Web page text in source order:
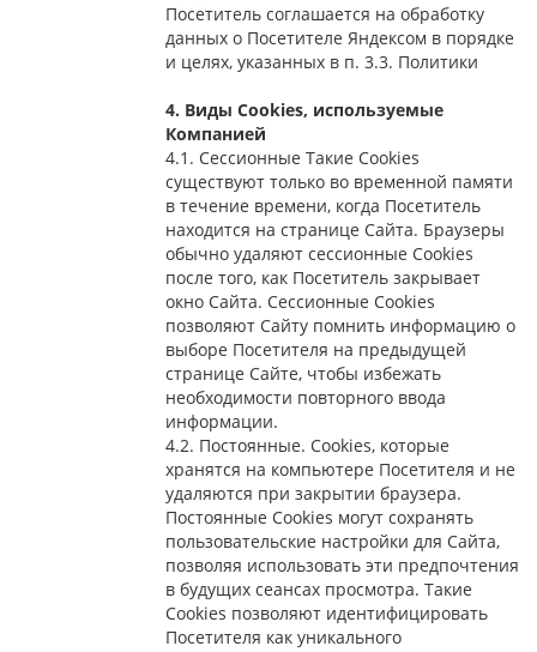
Посетитель соглашается на обработку
данных о Посетителе Яндексом в порядке
и целях, указанных в п. 3.3. Политики
4. Виды Cookies, используемые
Компанией
4.1. Сессионные Такие Cookies
существуют только во временной памяти
в течение времени, когда Посетитель
находится на странице Сайта. Браузеры
обычно удаляют сессионные Cookies
после того, как Посетитель закрывает
окно Сайта. Сессионные Cookies
позволяют Сайту помнить информацию о
выборе Посетителя на предыдущей
странице Сайте, чтобы избежать
необходимости повторного ввода
информации.
4.2. Постоянные. Сookies, которые
хранятся на компьютере Посетителя и не
удаляются при закрытии браузера.
Постоянные Сookies могут сохранять
пользовательские настройки для Сайта,
позволяя использовать эти предпочтения
в будущих сеансах просмотра. Такие
Cookies позволяют идентифицировать
Посетителя как уникального